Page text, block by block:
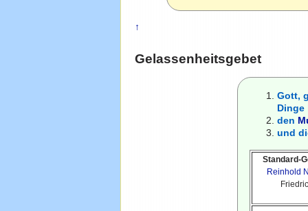
↑
Gelassenheitsgebet
Gott,
Dinge
den
und
Standard-
Reinhold